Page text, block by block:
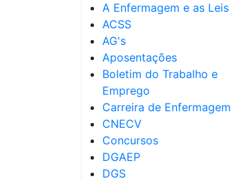
A Enfermagem e as Leis
ACSS
AG's
Aposentações
Boletim do Trabalho e
Emprego
Carreira de Enfermagem
CNECV
Concursos
DGAEP
DGS